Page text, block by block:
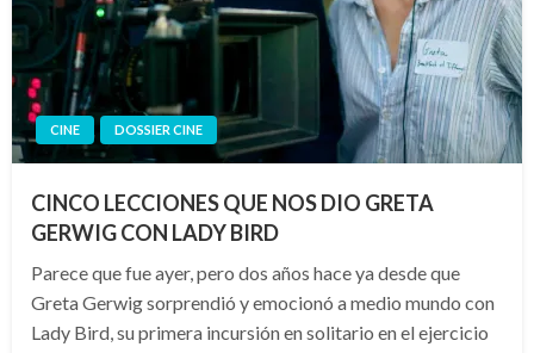
CINE DOSSIER CINE
CINCO LECCIONES QUE NOS DIO GRETA
GERWIG CON LADY BIRD
Parece que fue ayer, pero dos años hace ya desde que
Greta Gerwig sorprendió y emocionó a medio mundo con
Lady Bird, su primera incursión en solitario en el ejercicio